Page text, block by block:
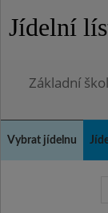
Jídelní
Základní
Vybrat jídelnu